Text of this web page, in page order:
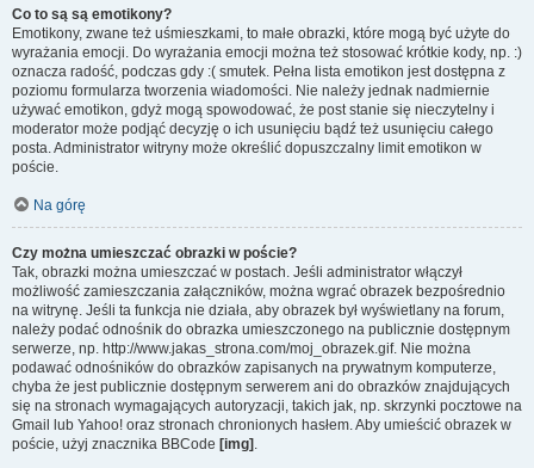
Co to są są emotikony?
Emotikony, zwane też uśmieszkami, to małe obrazki, które mogą być użyte do
wyrażania emocji. Do wyrażania emocji można też stosować krótkie kody, np. :)
oznacza radość, podczas gdy :( smutek. Pełna lista emotikon jest dostępna z
poziomu formularza tworzenia wiadomości. Nie należy jednak nadmiernie
używać emotikon, gdyż mogą spowodować, że post stanie się nieczytelny i
moderator może podjąć decyzję o ich usunięciu bądź też usunięciu całego
posta. Administrator witryny może określić dopuszczalny limit emotikon w
poście.
Na górę
Czy można umieszczać obrazki w poście?
Tak, obrazki można umieszczać w postach. Jeśli administrator włączył
możliwość zamieszczania załączników, można wgrać obrazek bezpośrednio
na witrynę. Jeśli ta funkcja nie działa, aby obrazek był wyświetlany na forum,
należy podać odnośnik do obrazka umieszczonego na publicznie dostępnym
serwerze, np. http://www.jakas_strona.com/moj_obrazek.gif. Nie można
podawać odnośników do obrazków zapisanych na prywatnym komputerze,
chyba że jest publicznie dostępnym serwerem ani do obrazków znajdujących
się na stronach wymagających autoryzacji, takich jak, np. skrzynki pocztowe na
Gmail lub Yahoo! oraz stronach chronionych hasłem. Aby umieścić obrazek w
poście, użyj znacznika BBCode [img] .